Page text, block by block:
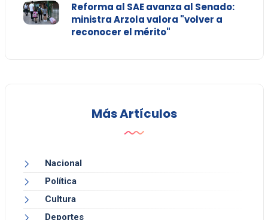
Reforma al SAE avanza al Senado:
ministra Arzola valora "volver a
reconocer el mérito"
Más Artículos
Nacional
Política
Cultura
Deportes